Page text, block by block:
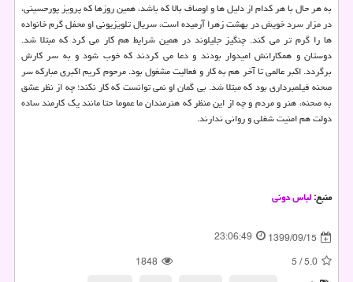
به هر حال با هر کدام از دلیل ها و اوصاف بالا که باشد، همین روزها که پرویز پورحسینی،
در مزار سرد خویش در بهشت زهرا آرمیده است، سریال تلویزیونی او محفل گرم خانواده
ها را گرم تر می کند. چنگیز جلیلوند در همین شرایط هم کار می کرد که مبتلا شد.
دوستان و همکارانش امیدوار بودند و دعا می کردند که خوب شود و به سر کارش
برگردد. اکبر عالمی تا آخر هم به کار و فعالیت مشغول بود. مرحوم کریم اکبری مبارکه سر
صحنه فیلمبرداری بود که مبتلا شد. بی گمان او نمی توانست که کار نکند؛ چه از نظر عشق
به صحنه، هنر و مردم و چه از این منظر که هنرمندان ما عموما حتا مانند یک کارمند ساده
دولت هم امنیت شغلی و روانی ندارند.
منبع:لباس دونی
1399/09/15
23:06:49
5.0
/
5
1848